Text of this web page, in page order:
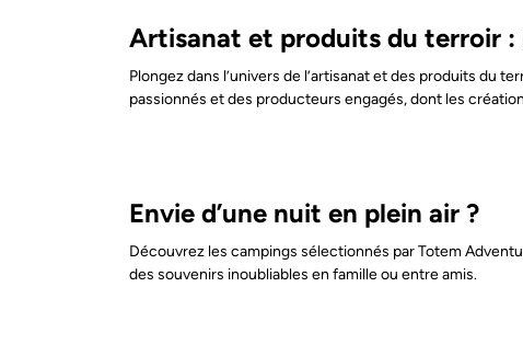
Artisanat et produits du terroir
Plongez dans l’univers de l’artisanat et des produits du
passionnés et des producteurs engagés, dont les
Envie d’une nuit en plein air ?
Découvrez les campings sélectionnés par Totem
des souvenirs inoubliables en famille ou entre amis.